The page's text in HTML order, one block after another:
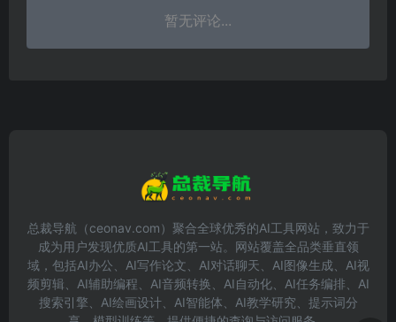
暂无评论...
总裁导航（ceonav.com）聚合全球优秀的AI工具网站，致力于
成为用户发现优质AI工具的第一站。网站覆盖全品类垂直领
域，包括AI办公、AI写作论文、AI对话聊天、AI图像生成、AI视
频剪辑、AI辅助编程、AI音频转换、AI自动化、AI任务编排、AI
搜索引擎、AI绘画设计、AI智能体、AI教学研究、提示词分